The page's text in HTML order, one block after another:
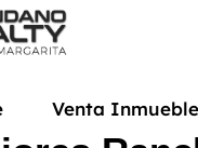
Venta